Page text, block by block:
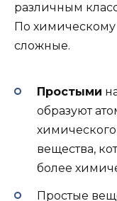
различным
По химическому
сложные.
Простыми
образуют
вещества,
более
Простые